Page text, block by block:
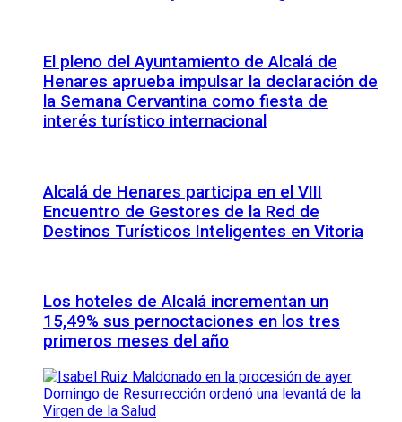
El pleno del Ayuntamiento de Alcalá de
Henares aprueba impulsar la declaración de
la Semana Cervantina como fiesta de
interés turístico internacional
Alcalá de Henares participa en el VIII
Encuentro de Gestores de la Red de
Destinos Turísticos Inteligentes en Vitoria
Los hoteles de Alcalá incrementan un
15,49% sus pernoctaciones en los tres
primeros meses del año